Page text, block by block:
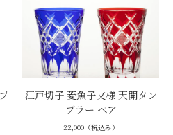
江戸切子 菱魚子文様 天開タン
ブラー ペア
22,000（税込み）